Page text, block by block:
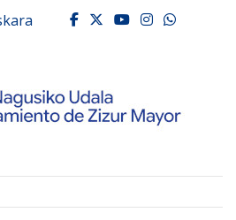
de
facebook
twitter
youtube